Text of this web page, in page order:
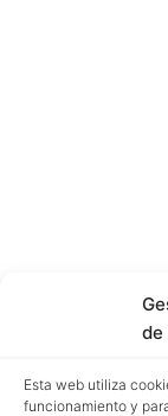
de
Esta web utiliza
funcionamiento y